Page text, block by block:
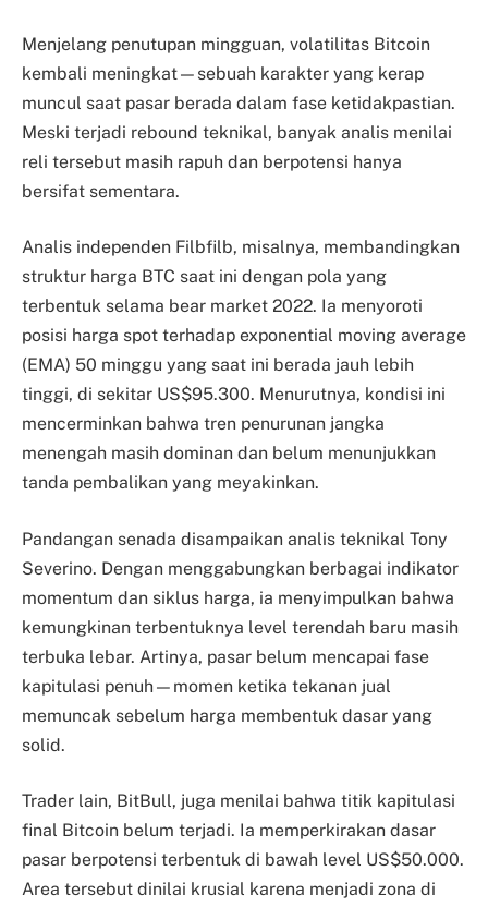
Menjelang penutupan mingguan, volatilitas Bitcoin
kembali meningkat—sebuah karakter yang kerap
muncul saat pasar berada dalam fase ketidakpastian.
Meski terjadi rebound teknikal, banyak analis menilai
reli tersebut masih rapuh dan berpotensi hanya
bersifat sementara.
Analis independen Filbfilb, misalnya, membandingkan
struktur harga BTC saat ini dengan pola yang
terbentuk selama bear market 2022. Ia menyoroti
posisi harga spot terhadap exponential moving average
(EMA) 50 minggu yang saat ini berada jauh lebih
tinggi, di sekitar US$95.300. Menurutnya, kondisi ini
mencerminkan bahwa tren penurunan jangka
menengah masih dominan dan belum menunjukkan
tanda pembalikan yang meyakinkan.
Pandangan senada disampaikan analis teknikal Tony
Severino. Dengan menggabungkan berbagai indikator
momentum dan siklus harga, ia menyimpulkan bahwa
kemungkinan terbentuknya level terendah baru masih
terbuka lebar. Artinya, pasar belum mencapai fase
kapitulasi penuh—momen ketika tekanan jual
memuncak sebelum harga membentuk dasar yang
solid.
Trader lain, BitBull, juga menilai bahwa titik kapitulasi
final Bitcoin belum terjadi. Ia memperkirakan dasar
pasar berpotensi terbentuk di bawah level US$50.000.
Area tersebut dinilai krusial karena menjadi zona di